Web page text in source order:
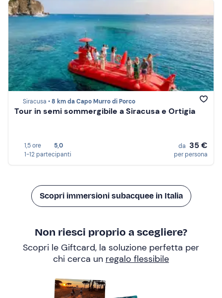
Siracusa •8 km da Capo Murro di Porco
Tour in semi sommergibile a Siracusa e Ortigia
1,5 ore
5,0
1-12 partecipanti
da 35 €
per persona
Scopri immersioni subacquee in Italia
Non riesci proprio a scegliere?
Scopri le Giftcard, la soluzione perfetta per
chi cerca un regalo flessibile